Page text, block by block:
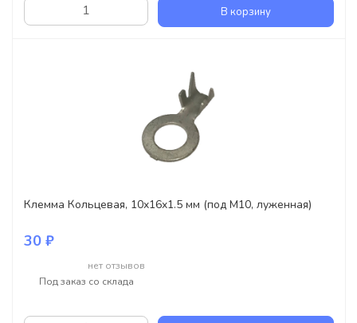
В корзину
Клемма Кольцевая, 10x16x1.5 мм (под M10, луженная)
30 ₽
нет отзывов
Под заказ со склада